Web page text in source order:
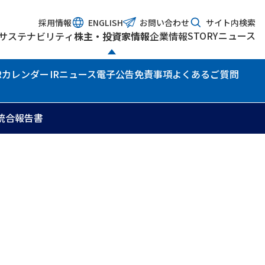
採用情報 ENGLISH お問い合わせ サイト内検索
ステナビリティ株主・投資家情報企業情報STORYニュース
合報告書
カレンダー IRニュース電子公告免責事項よくあるご質問